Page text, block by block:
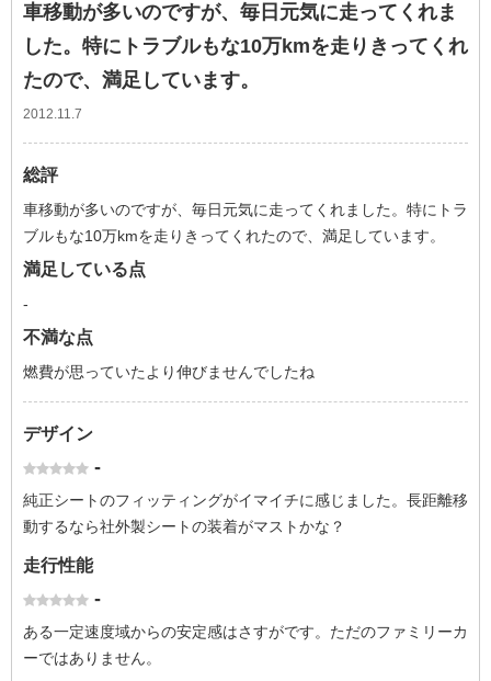
車移動が多いのですが、毎日元気に走ってくれま
した。特にトラブルもな10万kmを走りきってくれ
たので、満足しています。
2012.11.7
総評
車移動が多いのですが、毎日元気に走ってくれました。特にトラ
ブルもな10万kmを走りきってくれたので、満足しています。
満足している点
-
不満な点
燃費が思っていたより伸びませんでしたね
デザイン
-
純正シートのフィッティングがイマイチに感じました。長距離移
動するなら社外製シートの装着がマストかな？
走行性能
-
ある一定速度域からの安定感はさすがです。ただのファミリーカ
ーではありません。